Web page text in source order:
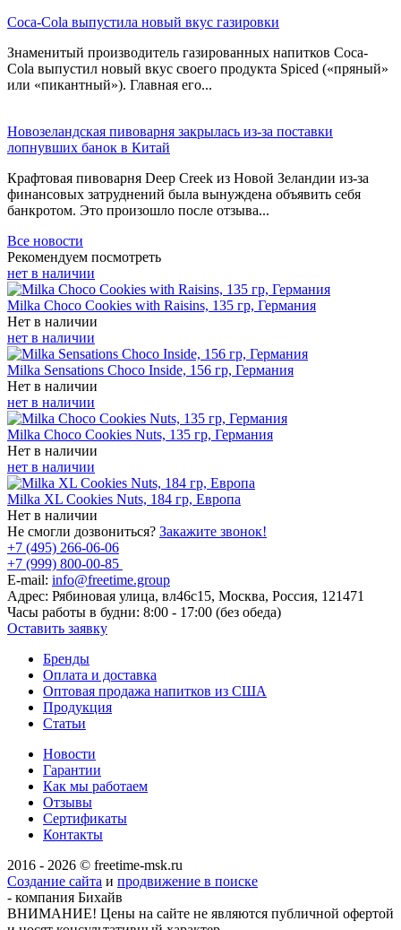
Coca-Cola выпустила новый вкус газировки
Знаменитый производитель газированных напитков Coca-
Cola выпустил новый вкус своего продукта Spiced («пряный»
или «пикантный»). Главная его...
Новозеландская пивоварня закрылась из-за поставки
лопнувших банок в Китай
Крафтовая пивоварня Deep Creek из Новой Зеландии из-за
финансовых затруднений была вынуждена объявить себя
банкротом. Это произошло после отзыва...
Все новости
Рекомендуем посмотреть
нет в наличии
Milka Choco Cookies with Raisins, 135 гр, Германия
Нет в наличии
нет в наличии
Milka Sensations Choco Inside, 156 гр, Германия
Нет в наличии
нет в наличии
Milka Choco Cookies Nuts, 135 гр, Германия
Нет в наличии
нет в наличии
Milka XL Cookies Nuts, 184 гр, Европа
Нет в наличии
Не смогли дозвониться? Закажите звонок!
+7 (495) 266-06-06
+7 (999) 800-00-85
E-mail: info@freetime.group
Адрес: Рябиновая улица, вл46с15, Москва, Россия, 121471
Часы работы в будни: 8:00 - 17:00 (без обеда)
Оставить заявку
Бренды
Оплата и доставка
Оптовая продажа напитков из США
Продукция
Статьи
Новости
Гарантии
Как мы работаем
Отзывы
Сертификаты
Контакты
2016 - 2026 © freetime-msk.ru
Создание сайта и продвижение в поиске
- компания Бихайв
ВНИМАНИЕ! Цены на сайте не являются публичной офертой